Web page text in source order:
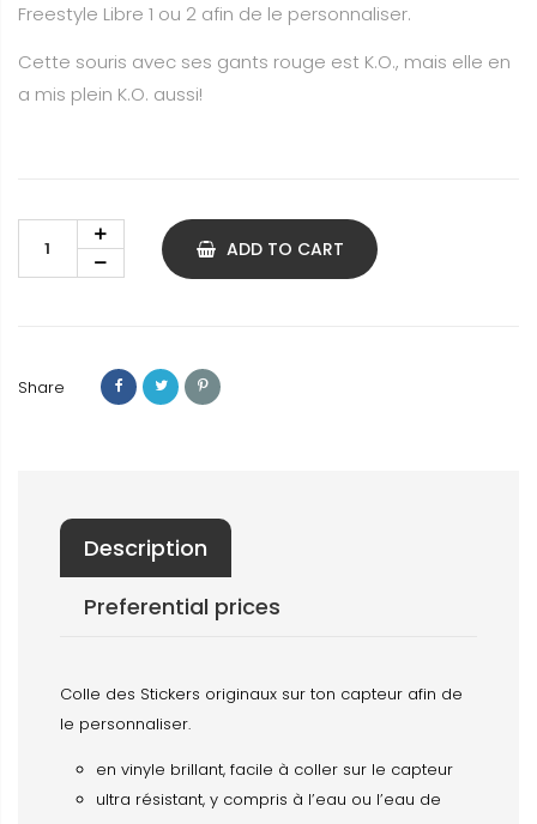
Freestyle Libre 1 ou 2 afin de le personnaliser.
Cette souris avec ses gants rouge est K.O., mais elle en
a mis plein K.O. aussi!
ADD TO CART
Share
Description
Preferential prices
Colle des Stickers originaux sur ton capteur afin de
le personnaliser.
en vinyle brillant, facile à coller sur le capteur
ultra résistant, y compris à l’eau ou l’eau de